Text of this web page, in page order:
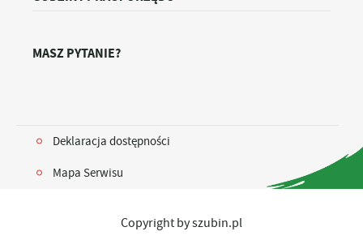
MASZ PYTANIE?
Deklaracja dostępności
Mapa Serwisu
Copyright by szubin.pl